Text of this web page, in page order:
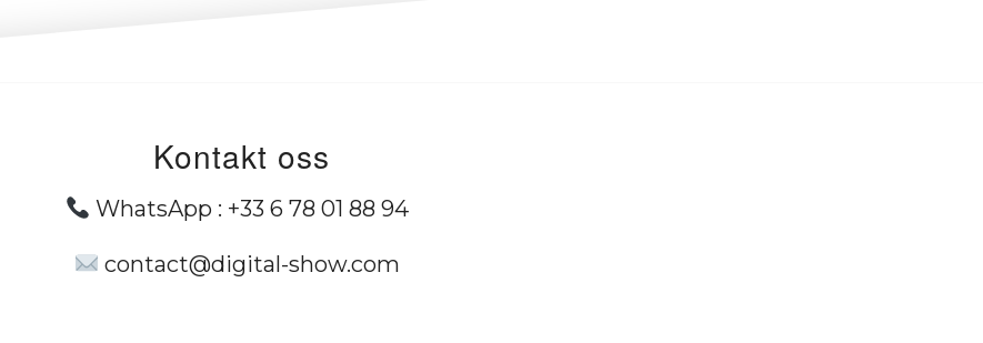
Kontakt oss
WhatsApp : +33 6 78 01 88 94
contact@digital-show.com